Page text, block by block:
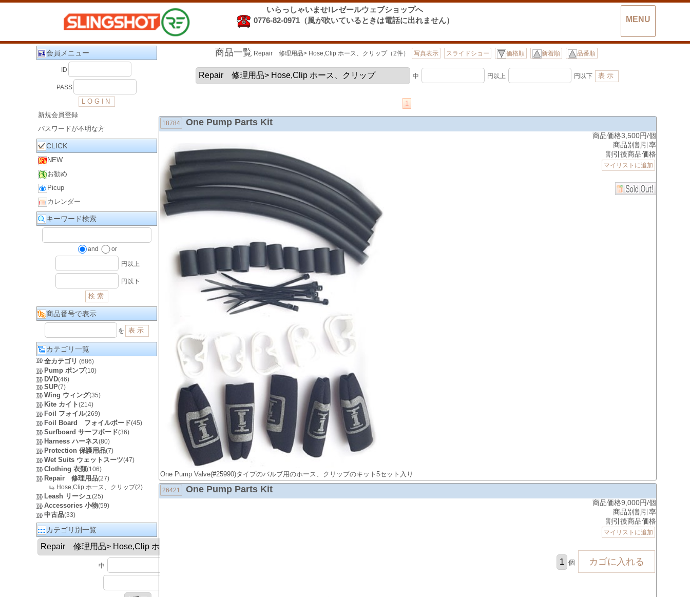
いらっしゃいませ!レゼールウェブショップへ
0776-82-0971（風が吹いているときは電話に出れません）
MENU
会員メニュー
ID
PASS
新規会員登録
パスワードが不明な方
CLICK
NEW
お勧め
Picup
カレンダー
キーワード検索
and or
円以上
円以下
商品番号で表示
を
カテゴリ一覧
全カテゴリ (686)
Pump ポンプ(10)
DVD(46)
SUP(7)
Wing ウィング(35)
Kite カイト(214)
Foil フォイル(269)
Foil Board フォイルボード(45)
Surfboard サーフボード(36)
Harness ハーネス(80)
Protection 保護用品(7)
Wet Suits ウェットスーツ(47)
Clothing 衣類(106)
Repair 修理用品(27)
Hose,Clip ホース、クリップ(2)
Leash リーシュ(25)
Accessories 小物(59)
中古品(33)
カテゴリ別一覧
中
商品一覧 Repair 修理用品> Hose,Clip ホース、クリップ（2件） 写真表示 スライドショー 価格順 新着順 品番順
中 円以上 円以下
1
18784 One Pump Parts Kit
商品価格3,500円/個
商品別割引率
割引後商品価格
マイリストに追加
One Pump Valve(#25990)タイプのバルブ用のホース、クリップのキット5セット入り
26421 One Pump Parts Kit
商品価格9,000円/個
商品別割引率
割引後商品価格
マイリストに追加
個